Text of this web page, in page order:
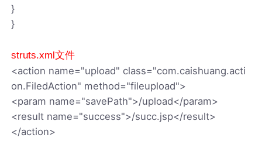
}
}
struts.xml文件
<action name="upload" class="com.caishuang.acti
on.FiledAction" method="fileupload">
<param name="savePath">/upload</param>
<result name="success">/succ.jsp</result>
</action>